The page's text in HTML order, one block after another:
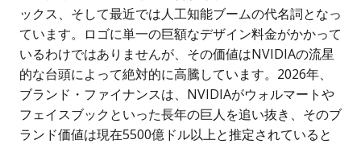
ックス、そして最近では人工知能ブームの代名詞となっ
ています。ロゴに単一の巨額なデザイン料金がかかって
いるわけではありませんが、その価値はNVIDIAの流星
的な台頭によって絶対的に高騰しています。2026年、
ブランド・ファイナンスは、NVIDIAがウォルマートや
フェイスブックといった長年の巨人を追い抜き、そのブ
ランド価値は現在5500億ドル以上と推定されていると